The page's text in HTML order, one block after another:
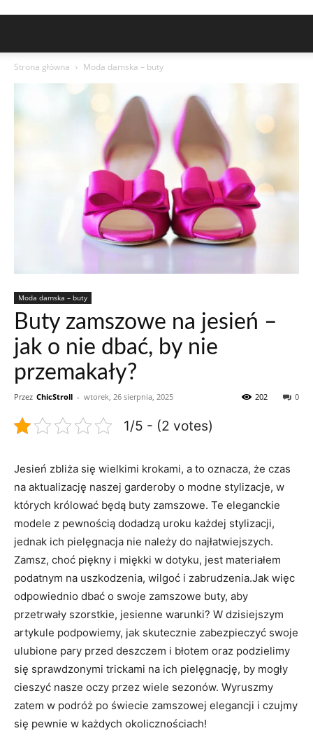
Strona główna Moda damska – buty
Moda damska – buty
Buty zamszowe na jesień –
jak o nie dbać, by nie
przemakały?
Przez ChicStroll - wtorek, 26 sierpnia, 2025 0
202
1/5 - (2 votes)
Jesień zbliża się wielkimi krokami, a to oznacza, że czas
na aktualizację naszej garderoby o modne stylizacje, w
których królować będą buty zamszowe. Te eleganckie
modele z pewnością dodadzą uroku każdej stylizacji,
jednak ich pielęgnacja nie należy do najłatwiejszych.
Zamsz, choć piękny i miękki w dotyku, jest materiałem
podatnym na uszkodzenia, wilgoć i zabrudzenia.Jak więc
odpowiednio dbać o swoje zamszowe buty, aby
przetrwały szorstkie, jesienne warunki? W dzisiejszym
artykule podpowiemy, jak skutecznie zabezpieczyć swoje
ulubione pary przed deszczem i błotem oraz podzielimy
się sprawdzonymi trickami na ich pielęgnację, by mogły
cieszyć nasze oczy przez wiele sezonów. Wyruszmy
zatem w podróż po świecie zamszowej elegancji i czujmy
się pewnie w każdych okolicznościach!